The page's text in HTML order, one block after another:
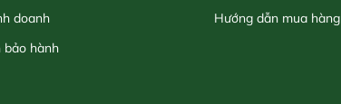
doanh
bảo hành
Hướng dẫn mua hàng